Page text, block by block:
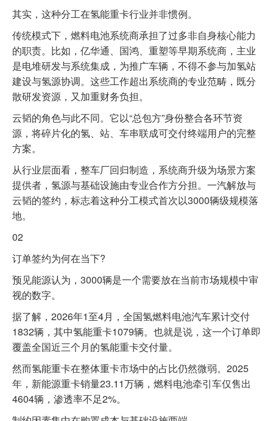
其实，这种分工在氢能重卡行业并非惯例。
传统模式下，燃料电池系统商承担了过多非自身核心能力
的职责。比如，亿华通、国鸿、重塑等早期系统商，主业
是电堆研发与系统集成，为推广车辆，不得不参与加氢站
建设与氢源协调。这些工作超出系统商的专业范畴，既分
散研发资源，又加重财务负担。
云韬的角色与此不同。它以“总包方”身份整合各环节资
源，将碎片化的氢、站、车串联成可交付终端用户的完整
方案。
从行业层面看，整车厂回归制造，系统商升级为场景方案
提供者，氢源与基础设施由专业合作方分担。一汽解放与
云韬的签约，标志着这种分工模式首次以3000辆级规模落
地。
02
订单签约为何在当下?
预见能源认为，3000辆是一个需要放在当前市场规模中审
视的数字。
据了解，2026年1至4月，全国氢燃料电池汽车累计交付
1832辆，其中氢能重卡1079辆。也就是说，这一个订单即
覆盖全国近三个月的氢能重卡交付量。
然而氢能重卡在整体重卡市场中的占比仍然微弱。2025
年，新能源重卡销量23.11万辆，燃料电池牵引车仅售出
4604辆，渗透率不足2%。